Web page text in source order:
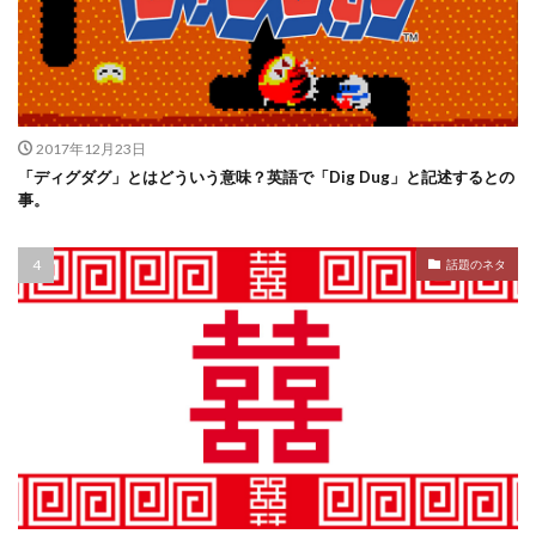
2017年12月23日
「ディグダグ」とはどういう意味？英語で「Dig Dug」と記述するとの
事。
話題のネタ